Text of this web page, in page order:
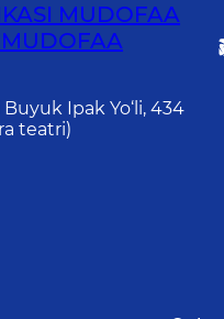
MUDOFAA
Ipak Yo‘li, 434
teatri)